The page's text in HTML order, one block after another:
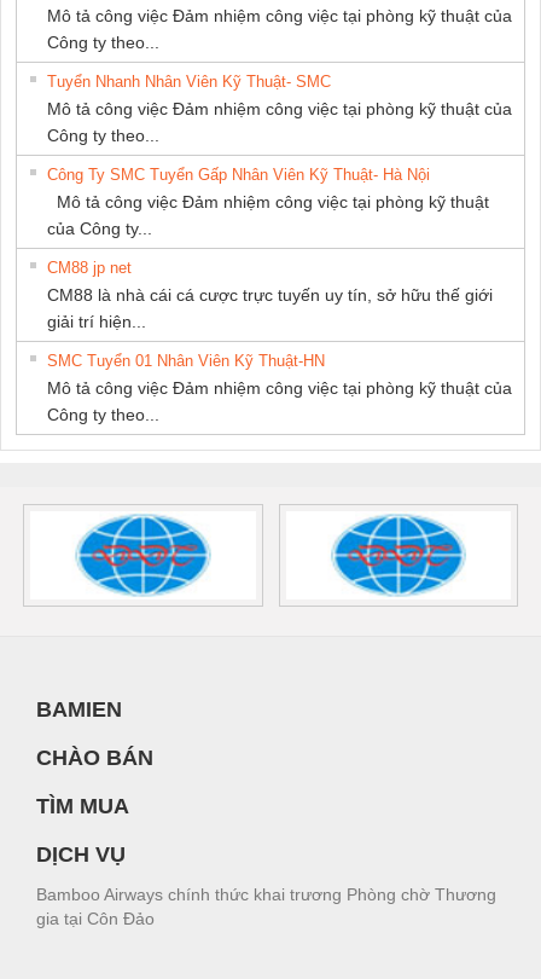
Mô tả công việc Đảm nhiệm công việc tại phòng kỹ thuật của
Công ty theo...
Tuyển Nhanh Nhân Viên Kỹ Thuật- SMC
Mô tả công việc Đảm nhiệm công việc tại phòng kỹ thuật của
Công ty theo...
Công Ty SMC Tuyển Gấp Nhân Viên Kỹ Thuật- Hà Nội
Mô tả công việc Đảm nhiệm công việc tại phòng kỹ thuật
của Công ty...
CM88 jp net
CM88 là nhà cái cá cược trực tuyến uy tín, sở hữu thế giới
giải trí hiện...
SMC Tuyển 01 Nhân Viên Kỹ Thuật-HN
Mô tả công việc Đảm nhiệm công việc tại phòng kỹ thuật của
Công ty theo...
BAMIEN
CHÀO BÁN
TÌM MUA
DỊCH VỤ
Bamboo Airways chính thức khai trương Phòng chờ Thương
gia tại Côn Đảo